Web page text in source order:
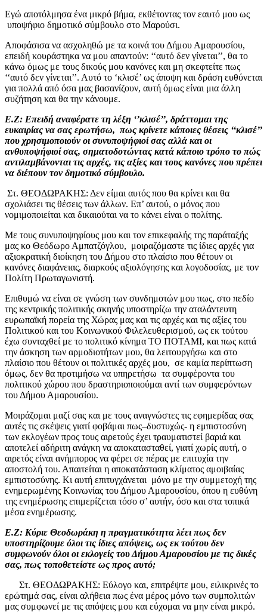
Εγώ αποτόλμησα ένα μικρό βήμα, εκθέτοντας τον εαυτό μου ως
υποψήφιο δημοτικό σύμβουλο στο Μαρούσι.
Αποφάσισα να ασχοληθώ με τα κοινά του Δήμου Αμαρουσίου,
επειδή κουράστηκα να μου απαντούν: ‘‘αυτό δεν γίνεται’’, θα το
κάνω όμως με τους δικούς μου κανόνες και μη σκεφτείτε πως
‘‘αυτό δεν γίνεται’’. Αυτό το ‘κλισέ’ ως άποψη και δράση ευθύνεται
για πολλά από όσα μας βασανίζουν, αυτή όμως είναι μια άλλη
συζήτηση και θα την κάνουμε.
Ε.Ζ: Επειδή αναφέρατε τη λέξη ‘’κλισέ’’, δράττομαι της
ευκαιρίας να σας ερωτήσω, πως κρίνετε κάποιες θέσεις ‘‘κλισέ’’
που χρησιμοποιούν οι συνυποψήφιοί σας αλλά και οι
ανθυποψήφιοί σας, σηματοδοτώντας κατά κάποιο τρόπο το πώς
αντιλαμβάνονται τις αρχές, τις αξίες και τους κανόνες που πρέπει
να διέπουν τον δημοτικό σύμβουλο.
Στ. ΘΕΟΔΩΡΑΚΗΣ: Δεν είμαι αυτός που θα κρίνει και θα
σχολιάσει τις θέσεις των άλλων. Επ’ αυτού, ο μόνος που
νομιμοποιείται και δικαιούται να το κάνει είναι ο πολίτης.
Με τους συνυποψηφίους μου και τον επικεφαλής της παράταξής
μας κο Θεόδωρο Αμπατζόγλου, μοιραζόμαστε τις ίδιες αρχές για
αξιοκρατική διοίκηση του Δήμου στο πλαίσιο που θέτουν οι
κανόνες διαφάνειας, διαρκούς αξιολόγησης και λογοδοσίας, με τον
Πολίτη Πρωταγωνιστή.
Επιθυμώ να είναι σε γνώση των συνδημοτών μου πως, στο πεδίο
της κεντρικής πολιτικής σκηνής υποστηρίζω την αταλάντευτη
ευρωπαϊκή πορεία της Χώρας μας και τις αρχές και τις αξίες του
Πολιτικού και του Κοινωνικού Φιλελευθερισμού, ως εκ τούτου
έχω συνταχθεί με το πολιτικό κίνημα ΤΟ ΠΟΤΑΜΙ, και πως κατά
την άσκηση των αρμοδιοτήτων μου, θα λειτουργήσω και στο
πλαίσιο που θέτουν οι πολιτικές αρχές μου, σε καμία περίπτωση
όμως, δεν θα προτιμήσω να υπηρετήσω τα συμφέροντα του
πολιτικού χώρου που δραστηριοποιούμαι αντί των συμφερόντων
του Δήμου Αμαρουσίου.
Μοιράζομαι μαζί σας και με τους αναγνώστες τις εφημερίδας σας
αυτές τις σκέψεις γιατί φοβάμαι πως–δυστυχώς- η εμπιστοσύνη
των εκλογέων προς τους αιρετούς έχει τραυματιστεί βαριά και
αποτελεί αδήριτη ανάγκη να αποκατασταθεί, γιατί χωρίς αυτή, ο
αιρετός είναι ανήμπορος να φέρει σε πέρας με επιτυχία την
αποστολή του. Απαιτείται η αποκατάσταση κλίματος αμοιβαίας
εμπιστοσύνης. Κι αυτή επιτυγχάνεται μόνο με την συμμετοχή της
ενημερωμένης Κοινωνίας του Δήμου Αμαρουσίου, όπου η ευθύνη
της ενημέρωσης επιμερίζεται τόσο σ’ αυτήν, όσο και στα τοπικά
μέσα ενημέρωσης.
Ε.Ζ: Κύριε Θεοδωράκη η πραγματικότητα λέει πως δεν
υποστηρίζουμε όλοι τις ίδιες απόψεις, ως εκ τούτου δεν
συμφωνούν όλοι οι εκλογείς του Δήμου Αμαρουσίου με τις δικές
σας, πως τοποθετείστε ως προς αυτό;
Στ. ΘΕΟΔΩΡΑΚΗΣ: Εύλογο και, επιτρέψτε μου, ειλικρινές το
ερώτημά σας, είναι αλήθεια πως ένα μέρος μόνο των συμπολιτών
μας συμφωνεί με τις απόψεις μου και εύχομαι να μην είναι μικρό.